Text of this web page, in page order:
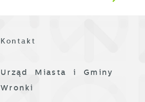
Kontakt
Urząd Miasta i Gminy
Wronki